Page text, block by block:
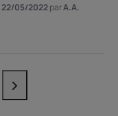
22/05/2022parA.A.